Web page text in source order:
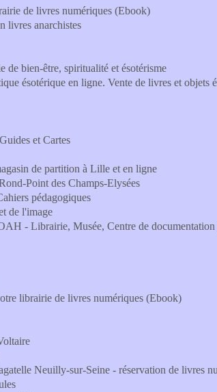
de livres numériques (Ebook)
livres anarchistes
de bien-être, spiritualité et ésotérisme
ésotérique en ligne. Vente de livres et objets
et Cartes
de partition à Lille et en ligne
Point des Champs-Elysées
pédagogiques
de l'image
- Librairie, Musée, Centre de
librairie de livres numériques (Ebook)
Neuilly-sur-Seine - réservation de livres